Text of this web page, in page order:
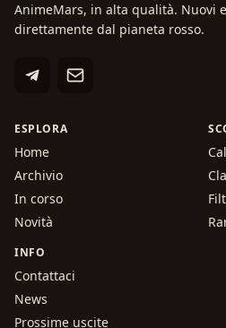
AnimeMars, in alta qualità. Nuovi
direttamente dal pianeta rosso.
ESPLORA
Home
Archivio
In corso
Novità
INFO
Contattaci
News
Prossime uscite